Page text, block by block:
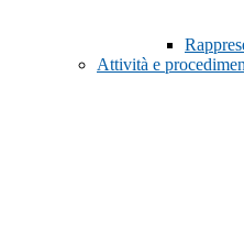
Attività e